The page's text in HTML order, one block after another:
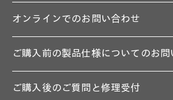
オンラインでのお問い合わせ
ご購入前の製品仕様についてのお問
ご購入後のご質問と修理受付